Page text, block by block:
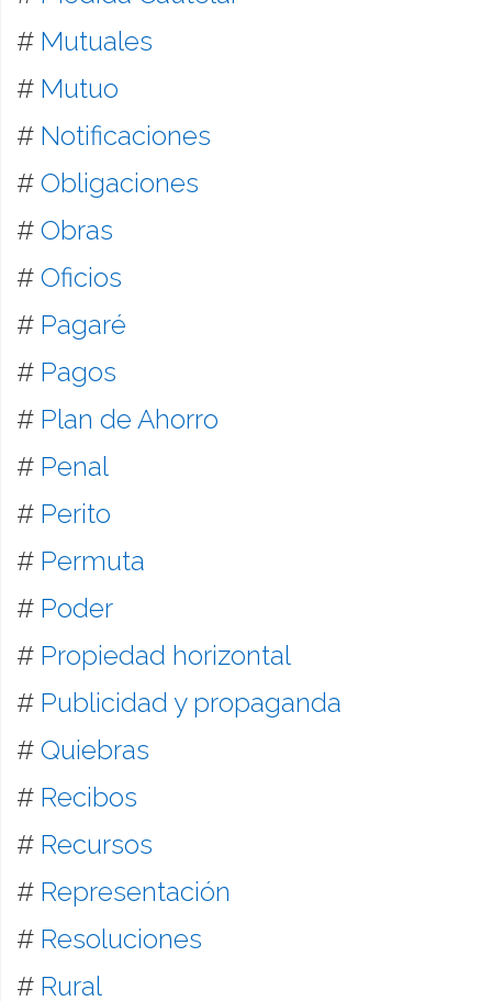
# Mutuales
# Mutuo
# Notificaciones
# Obligaciones
# Obras
# Oficios
# Pagaré
# Pagos
# Plan de Ahorro
# Penal
# Perito
# Permuta
# Poder
# Propiedad horizontal
# Publicidad y propaganda
# Quiebras
# Recibos
# Recursos
# Representación
# Resoluciones
# Rural